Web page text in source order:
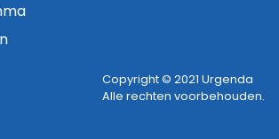
Copyright © 2021 Urgenda
Alle rechten voorbehouden.